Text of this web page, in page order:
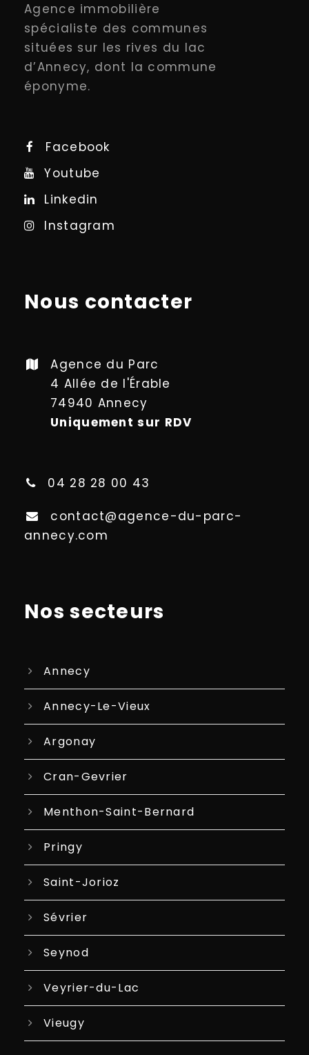
Agence immobilière
spécialiste des communes
situées sur les rives du lac
d’Annecy, dont la commune
éponyme.
Facebook
Youtube
Linkedin
Instagram
Nous contacter
Agence du Parc
4 Allée de l'Érable
74940 Annecy
Uniquement sur RDV
04 28 28 00 43
contact@agence-du-parc-
annecy.com
Nos secteurs
Annecy
Annecy-Le-Vieux
Argonay
Cran-Gevrier
Menthon-Saint-Bernard
Pringy
Saint-Jorioz
Sévrier
Seynod
Veyrier-du-Lac
Vieugy